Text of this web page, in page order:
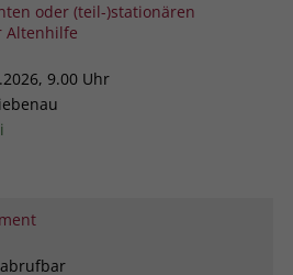
oder (teil-)stationären
Altenhilfe
9.00 Uhr